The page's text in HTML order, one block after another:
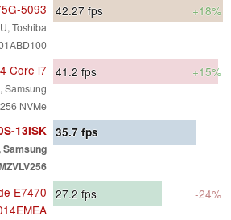
5093
Toshiba
42.27fps +18%
Core i7
Samsung
NVMe
41.2 fps +15%
13ISK
Samsung
35.7fps
E7470 27.2fps -24%